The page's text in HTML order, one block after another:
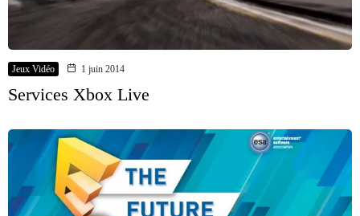
Jeux Vidéo 1 juin 2014
Services Xbox Live